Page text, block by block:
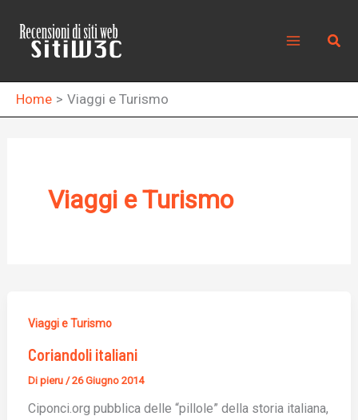
contenuto
Home Viaggi e Turismo
Viaggi e Turismo
Viaggi e Turismo
Coriandoli italiani
Di pieru /26 Giugno 2014
Ciponci.org pubblica delle “pillole” della storia italiana,